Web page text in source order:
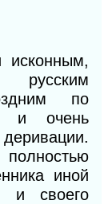
исконным,
по
и очень
иной
и своего